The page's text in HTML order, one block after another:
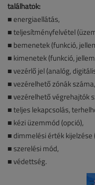
találhatók:
■ energiaellátás,
■ teljesítményfelvétel
■ bemenetek (funkció,
■ kimenetek (funkció,
■ vezérlő jel (analóg,
■ vezérelhető zónák száma,
■ vezérelhető végrehajtók
■ teljes lekapcsolás,
■ kézi üzemmód (opció),
■ dimmelési érték kijelzése
■ szerelési mód,
■ védettség.